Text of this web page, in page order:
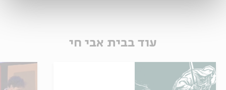
עוד בבית אבי חי